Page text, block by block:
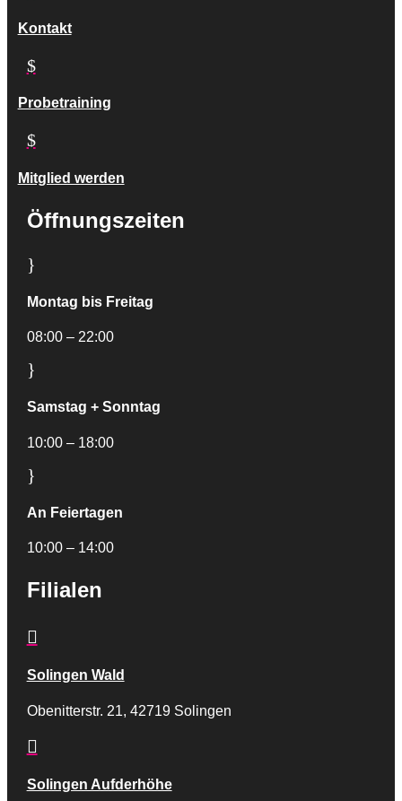
Kontakt
$
Probetraining
$
Mitglied werden
Öffnungszeiten
}
Montag bis Freitag
08:00 – 22:00
}
Samstag + Sonntag
10:00 – 18:00
}
An Feiertagen
10:00 – 14:00
Filialen

Solingen Wald
Obenitterstr. 21, 42719 Solingen

Solingen Aufderhöhe